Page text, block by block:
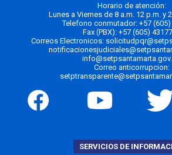
Horario de atención:
Lunes a Viernes de 8 a.m. 12 p.m. y
Telefono conmutador: +57
Fax (PBX): +57 (605)
Correos Electronicos:
Correo anticorrupcion:
SERVICIOS DE